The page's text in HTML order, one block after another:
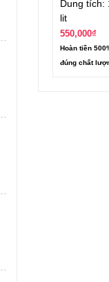
Dung tích:
lit
550,000₫
Hoàn tiền
đúng chất